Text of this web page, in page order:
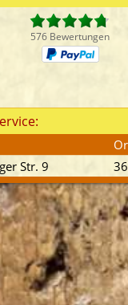
576 Bewertungen
Str. 9